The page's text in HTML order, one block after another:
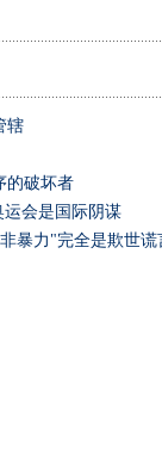
辖
的破坏者
会是国际阴谋
暴力"完全是欺世谎